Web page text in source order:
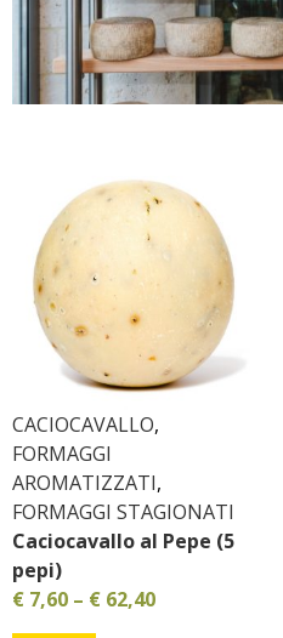
CACIOCAVALLO,
FORMAGGI
AROMATIZZATI,
FORMAGGI STAGIONATI
Caciocavallo al Pepe (5
pepi)
€ 7,60 – € 62,40